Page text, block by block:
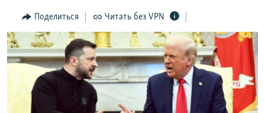
поискуИНФОГРАФИКА
ТЕЛЕПРОЕКТ КРЫМ.РЕАЛИИ
СОВЕТЫ ПРАВОЗАЩИТНИКОВ
ПРОПАВШИЕ БЕЗ ВЕСТИ
ПОБЕДИТЕЛЕЙ НЕ СУДЯТ?
КАК ОБОЙТИ БЛОКИРОВКУ
Українською
Qırımtatar
ПРИСОЕДИНЯЙТЕСЬ!
Поделиться Читать без VPN